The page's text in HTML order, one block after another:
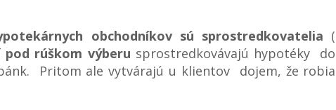
obchodníkov sú sprostredkovatelia (
pod rúškom výberu sprostredkovávajú hypotéky do
Pritom ale vytvárajú u klientov dojem, že robia